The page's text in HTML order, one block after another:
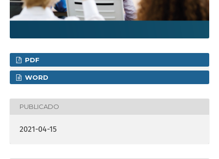
PDF
WORD
PUBLICADO
2021-04-15